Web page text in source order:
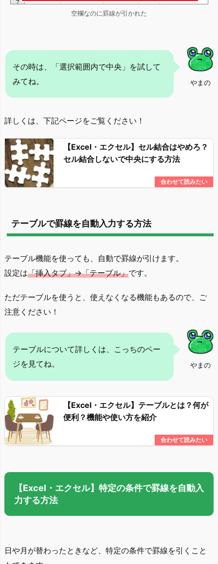
空欄なのに罫線が引かれた
やまの
その時は、「選択範囲内で中央」を試して
みてね。
詳しくは、下記ページをご覧ください！
【Excel・エクセル】セル結合はやめろ？
セル結合しないで中央にする方法
テーブルで罫線を自動入力する方法
テーブル機能を使っても、自動で罫線が引けます。
設定は「挿入タブ」→「テーブル」です。
ただテーブルを使うと、使えなくなる機能もあるので、ご
注意ください！
やまの
テーブルについて詳しくは、こっちのペー
ジを見てね。
【Excel・エクセル】テーブルとは？何が
便利？機能や使い方を紹介
【Excel・エクセル】特定の条件で罫線を自動入
力する方法
日や月が替わったときなど、特定の条件で罫線を引くこと